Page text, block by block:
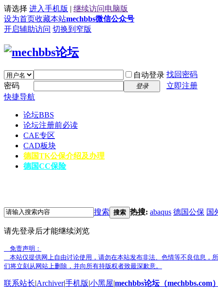
请选择 进入手机版 | 继续访问电脑版
设为首页收藏本站mechbbs微信公众号
开启辅助访问 切换到窄版
自动登录 找回密码
密码
登录
立即注册
快捷导航
论坛BBS
论坛注册前必读
CAE专区
CAD板块
德国TK公保介绍及办理
德国CC保险
搜索 搜索 热搜: abaqus 德国公保 国
请先登录后才能继续浏览
免责声明：
本站仅提供网上自由讨论使用，请勿在本站发布非法、色情等不良信息，
们将立刻从网站上删除，并向所有持版权者致最深歉意。
联系站长|Archiver|手机版|小黑屋|mechbbs论坛（mechbbs.com